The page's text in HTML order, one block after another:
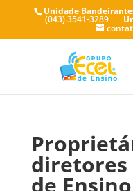
Unidade
(043) 3541-3289
diretores
de